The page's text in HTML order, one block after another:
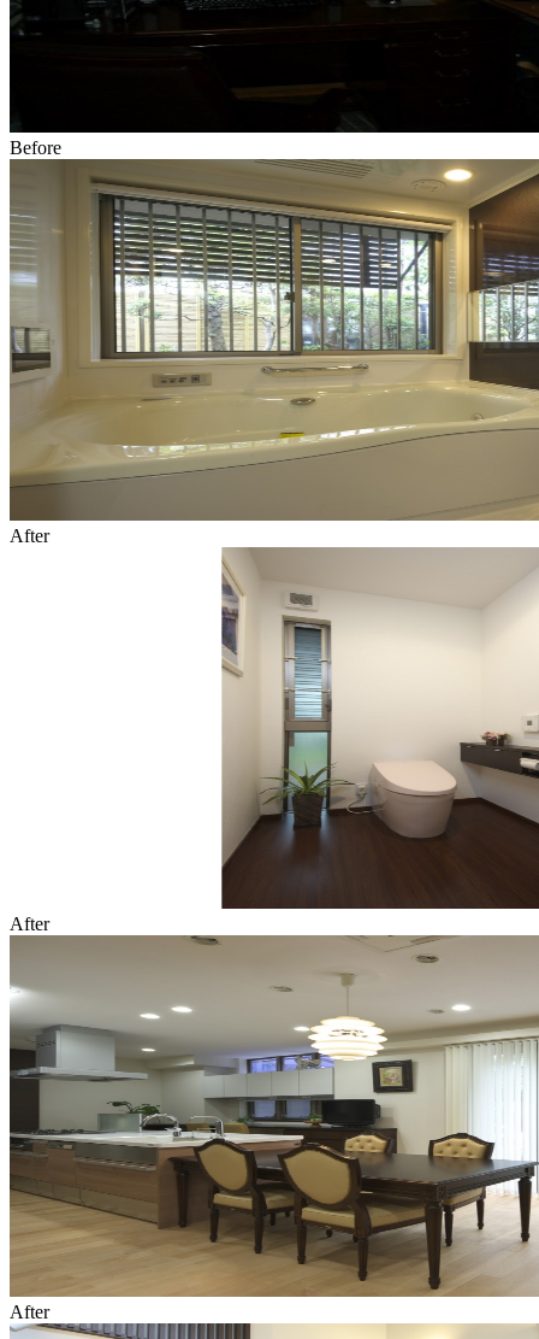
Before
After
After
After